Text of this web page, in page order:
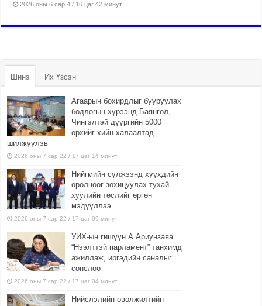
2026 оны 6 сар 4 / 16 цаг 42 минут
Шинэ Их Үзсэн
Агаарын бохирдлыг бууруулах
бодлогын хүрээнд Баянгол,
Чингэлтэй дүүргийн 5000
өрхийг хийн халаалтад
шилжүүлэв
2026 оны 7 сар 22 / 17 цаг 14 минут
Нийгмийн сүлжээнд хүүхдийн
оролцоог зохицуулах тухай
хуулийн төслийг өргөн
мэдүүллээ
2026 оны 7 сар 22 / 17 цаг 09 минут
УИХ-ын гишүүн А.Ариунзаяа
“Нээлттэй парламент” танхимд
ажиллаж, иргэдийн саналыг
сонслоо
2026 оны 7 сар 22 / 17 цаг 04 минут
Нийслэлийн өвөлжилтийн